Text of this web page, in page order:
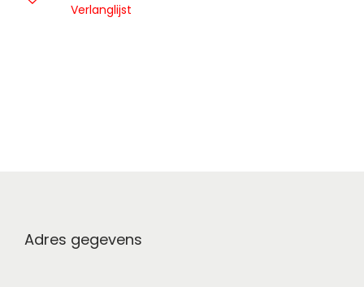
Verlanglijst
Adres gegevens